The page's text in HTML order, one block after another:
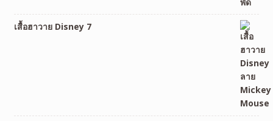
เสื้อฮาวาย Disney 7